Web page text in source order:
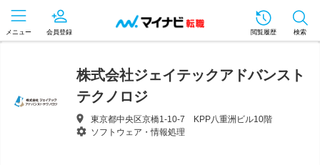
メニュー 会員登録 閲覧履歴 検索
株式会社ジェイテックアドバンスト
テクノロジ
東京都中央区京橋1-10-7 KPP八重洲ビル10階
ソフトウェア・情報処理